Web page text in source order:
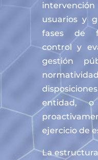
usuarios y
fases de
control y
gestión
entidad,
ejercicio de
La